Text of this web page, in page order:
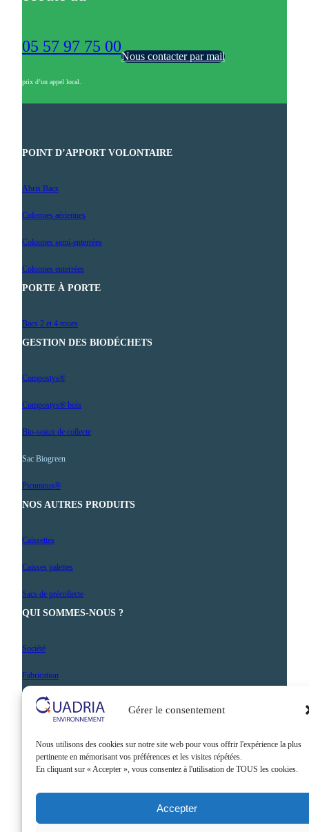
Gérer le consentement
Nous utilisons des cookies sur notre site web pour vous offrir l'expérience la plus
pertinente en mémorisant vos préférences et les visites répétées.
En cliquant sur « Accepter », vous consentez à l'utilisation de TOUS les cookies.
Accepter
05 57 97 75 00
prix d’un appel local.
Nous contacter par mail
POINT D’APPORT VOLONTAIRE
Abris Bacs
Colonnes aériennes
Colonnes semi-enterrées
Colonnes enterrées
PORTE À PORTE
Bacs 2 et 4 roues
GESTION DES BIODÉCHETS
Compostys®
Compostys® bois
Bio-seaux de collecte
Sac Biogreen
Picumnus®
NOS AUTRES PRODUITS
Caissettes
Caisses palettes
Sacs de précollecte
QUI SOMMES-NOUS ?
Société
Fabrication
Nos prestations
Contact